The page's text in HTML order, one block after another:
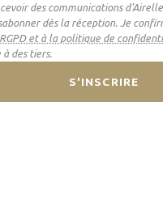
des communications
dès la réception. Je
RGPD et à la politique de
à des tiers.
S'INSCRIRE